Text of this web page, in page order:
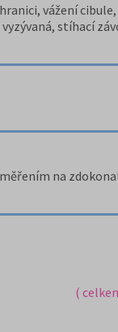
vážení
stíhací
na
(